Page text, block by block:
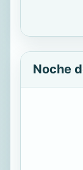
Noche